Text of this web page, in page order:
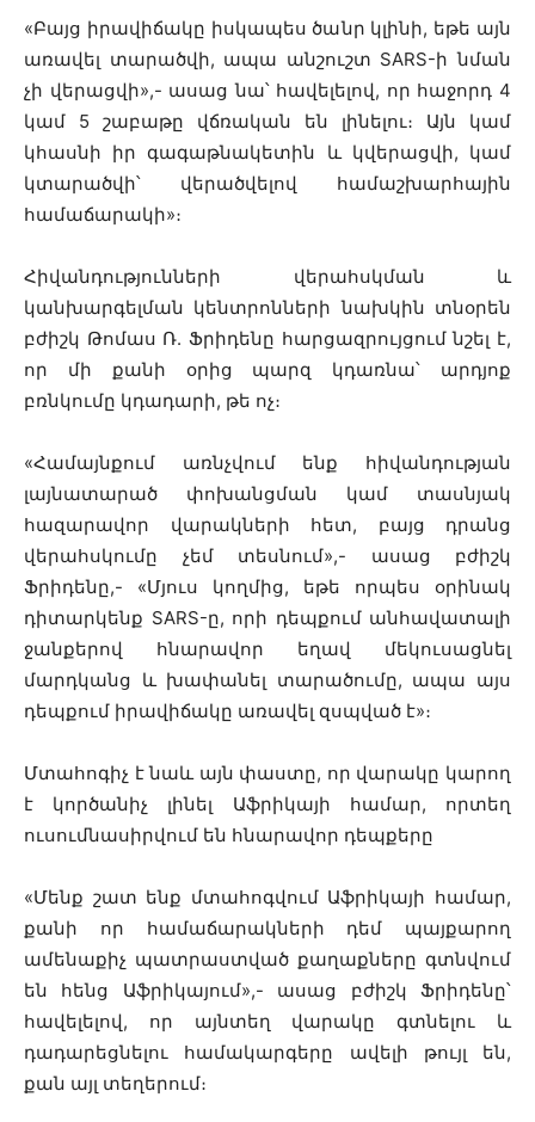
«Բայց իրավիճակը իսկապես ծանր կլինի, եթե այն
առավել տարածվի, ապա անշուշտ SARS-ի նման
չի վերացվի»,- ասաց նա՝ հավելելով, որ հաջորդ 4
կամ 5 շաբաթը վճռական են լինելու։ Այն կամ
կհասնի իր գագաթնակետին և կվերացվի, կամ
կտարածվի՝ վերածվելով համաշխարհային
համաճարակի»։
Հիվանդությունների վերահսկման և
կանխարգելման կենտրոնների նախկին տնօրեն
բժիշկ Թոմաս Ռ. Ֆրիդենը հարցազրույցում նշել է,
որ մի քանի օրից պարզ կդառնա՝ արդյոք
բռնկումը կդադարի, թե ոչ։
«Համայնքում առնչվում ենք հիվանդության
լայնատարած փոխանցման կամ տասնյակ
հազարավոր վարակների հետ, բայց դրանց
վերահսկումը չեմ տեսնում»,- ասաց բժիշկ
Ֆրիդենը,- «Մյուս կողմից, եթե որպես օրինակ
դիտարկենք SARS-ը, որի դեպքում անհավատալի
ջանքերով հնարավոր եղավ մեկուսացնել
մարդկանց և խափանել տարածումը, ապա այս
դեպքում իրավիճակը առավել զսպված է»։
Մտահոգիչ է նաև այն փաստը, որ վարակը կարող
է կործանիչ լինել Աֆրիկայի համար, որտեղ
ուսումնասիրվում են հնարավոր դեպքերը
«Մենք շատ ենք մտահոգվում Աֆրիկայի համար,
քանի որ համաճարակների դեմ պայքարող
ամենաքիչ պատրաստված քաղաքները գտնվում
են հենց Աֆրիկայում»,- ասաց բժիշկ Ֆրիդենը՝
հավելելով, որ այնտեղ վարակը գտնելու և
դադարեցնելու համակարգերը ավելի թույլ են,
քան այլ տեղերում։